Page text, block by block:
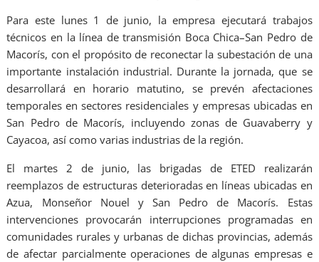
Para este lunes 1 de junio, la empresa ejecutará trabajos
técnicos en la línea de transmisión Boca Chica–San Pedro de
Macorís, con el propósito de reconectar la subestación de una
importante instalación industrial. Durante la jornada, que se
desarrollará en horario matutino, se prevén afectaciones
temporales en sectores residenciales y empresas ubicadas en
San Pedro de Macorís, incluyendo zonas de Guavaberry y
Cayacoa, así como varias industrias de la región.
El martes 2 de junio, las brigadas de ETED realizarán
reemplazos de estructuras deterioradas en líneas ubicadas en
Azua, Monseñor Nouel y San Pedro de Macorís. Estas
intervenciones provocarán interrupciones programadas en
comunidades rurales y urbanas de dichas provincias, además
de afectar parcialmente operaciones de algunas empresas e